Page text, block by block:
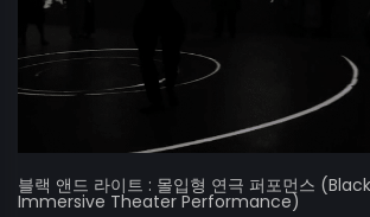
블랙 앤드 라이트 : 몰입형 연극 퍼포먼스
Immersive Theater Performance)